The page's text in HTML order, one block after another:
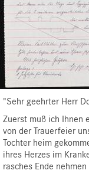
"Sehr geehrter Herr
Zuerst muß ich Ihnen
von der Trauerfeier
Tochter heim
ihres Herzes im
rasches Ende